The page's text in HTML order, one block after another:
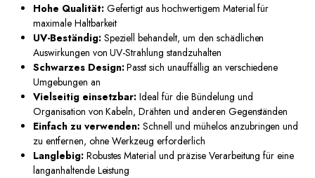
Hohe Qualität:Gefertigt aus hochwertigem Material für
maximale Haltbarkeit
UV-Beständig:Speziell behandelt, um den schädlichen
Auswirkungen von UV-Strahlung standzuhalten
Schwarzes Design:Passt sich unauffällig an verschiedene
Umgebungen an
Vielseitig einsetzbar: Ideal für die Bündelung und
Organisation von Kabeln, Drähten und anderen Gegenständen
Einfach zu verwenden: Schnell und mühelos anzubringen und
zu entfernen, ohne Werkzeug erforderlich
Langlebig:Robustes Material und präzise Verarbeitung für eine
langanhaltende Leistung